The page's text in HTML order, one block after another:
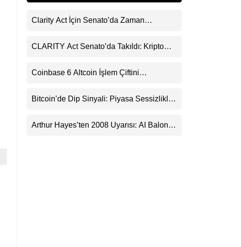
Clarity Act İçin Senato’da Zaman
CLARITY Act Senato’da Takıldı: Kripto
Coinbase 6 Altcoin İşlem Çiftini
Bitcoin’de Dip Sinyali: Piyasa Sessizlikle
Arthur Hayes’ten 2008 Uyarısı: AI Balonu